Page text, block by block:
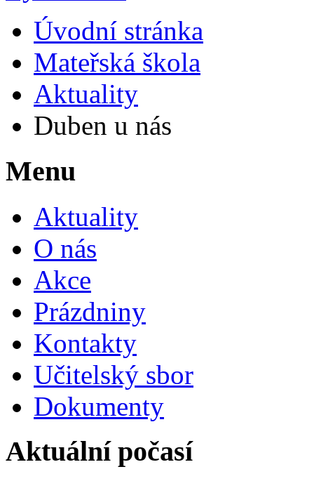
Úvodní stránka
Mateřská škola
Aktuality
Duben u nás
Menu
Aktuality
O nás
Akce
Prázdniny
Kontakty
Učitelský sbor
Dokumenty
Aktuální počasí